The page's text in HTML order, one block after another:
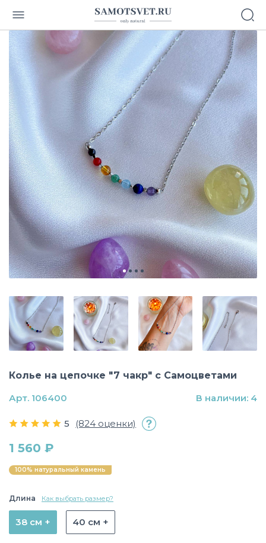
Колье на цепочке "7 чакр" с Самоцветами
5 (824 оценки)
1 560 ₽
100% натуральный камень
Длина Как выбрать размер?
38 см + 40 см +
Арт. 106400 В наличии: 4